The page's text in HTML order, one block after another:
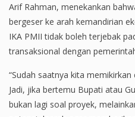
Arif Rahman, menekankan
bergeser ke arah kemandirian
IKA PMII tidak boleh terjebak
transaksional dengan
“Sudah saatnya kita
Jadi, jika bertemu Bupati atau
bukan lagi soal proyek,